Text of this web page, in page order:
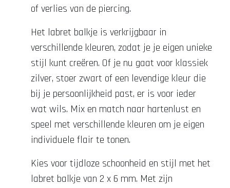
of verlies van de piercing.
Het labret balkje is verkrijgbaar in
verschillende kleuren, zodat je je eigen unieke
stijl kunt creëren. Of je nu gaat voor klassiek
zilver, stoer zwart of een levendige kleur die
bij je persoonlijkheid past, er is voor ieder
wat wils. Mix en match naar hartenlust en
speel met verschillende kleuren om je eigen
individuele flair te tonen.
Kies voor tijdloze schoonheid en stijl met het
labret balkje van 2 x 6 mm. Met zijn